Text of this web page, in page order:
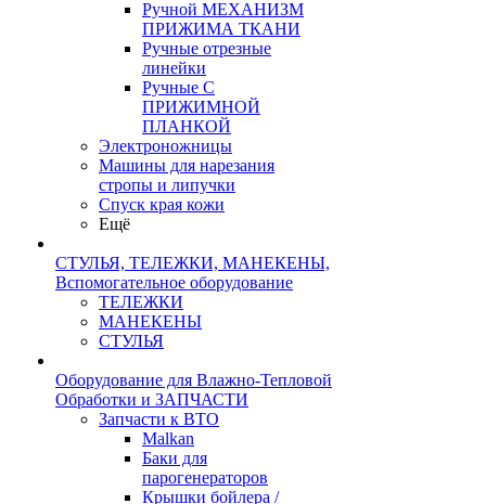
Ручной МЕХАНИЗМ
ПРИЖИМА ТКАНИ
Ручные отрезные
линейки
Ручные С
ПРИЖИМНОЙ
ПЛАНКОЙ
Электроножницы
Машины для нарезания
стропы и липучки
Спуск края кожи
Ещё
СТУЛЬЯ, ТЕЛЕЖКИ, МАНЕКЕНЫ,
Вспомогательное оборудование
ТЕЛЕЖКИ
МАНЕКЕНЫ
СТУЛЬЯ
Оборудование для Влажно-Тепловой
Обработки и ЗАПЧАСТИ
Запчасти к ВТО
Malkan
Баки для
парогенераторов
Крышки бойлера /